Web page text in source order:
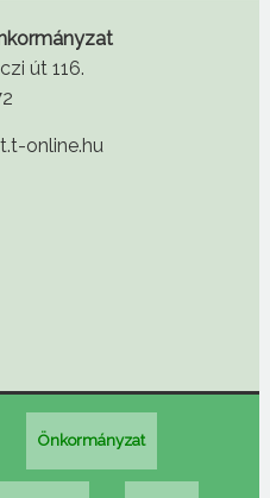
út 116.
online.hu
Önkormányzat